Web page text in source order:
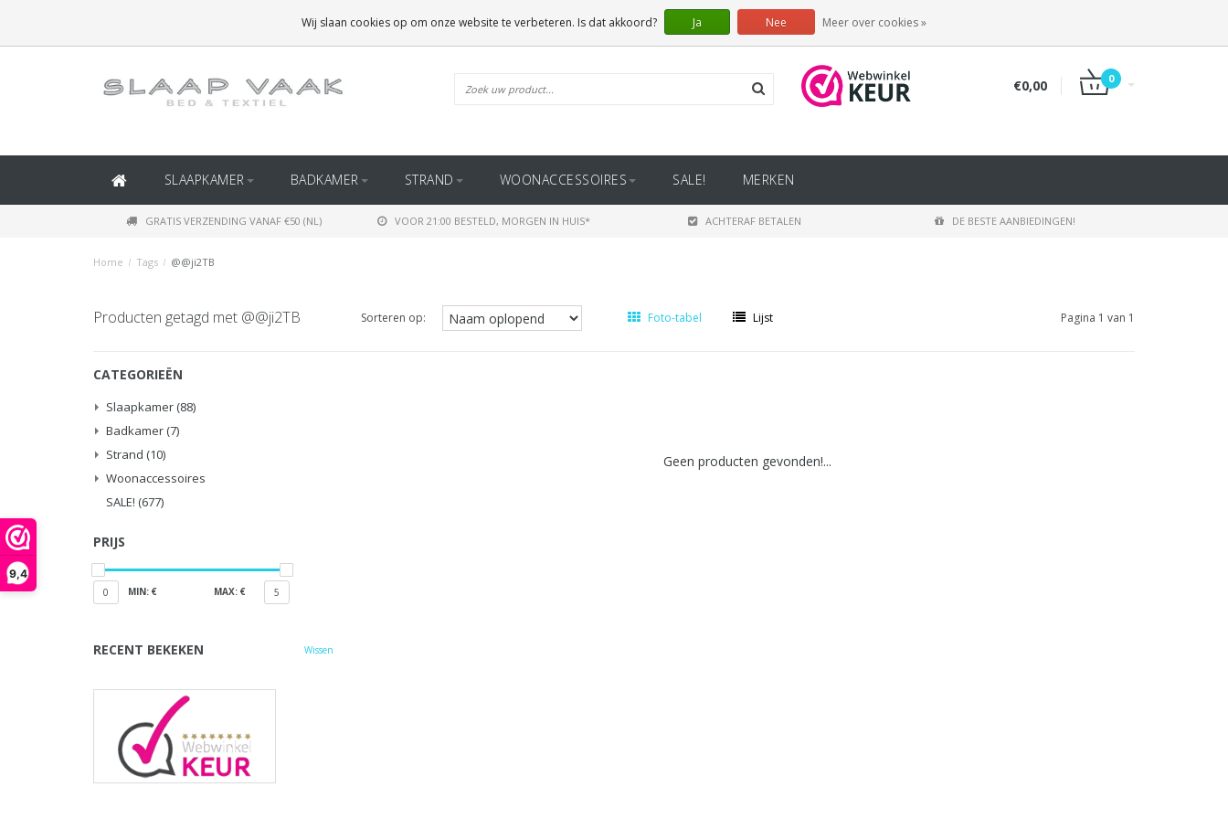
9,4
(BINNEN BELGIË)
€0,00 0
SLAAPKAMER BADKAMER STRAND WOONACCESSOIRES SALE! MERKEN
GRATIS VERZENDING VANAF €50 (NL) VOOR 21:00 BESTELD, MORGEN IN HUIS* ACHTERAF BETALEN DE BESTE AANBIEDINGEN!
Home / Tags / @@ji2TB
Producten getagd met @@ji2TB Sorteren op: Foto-tabel Lijst Pagina 1 van 1
CATEGORIEËN
Slaapkamer (88)
Badkamer (7)
Strand (10)
Woonaccessoires
SALE! (677)
PRIJS
0 MIN: € MAX: € 5
RECENT BEKEKEN Wissen
Geen producten gevonden!...
Wij slaan cookies op om onze website te verbeteren. Is dat akkoord? Ja Nee Meer over cookies »